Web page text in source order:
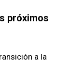
próximos
a la